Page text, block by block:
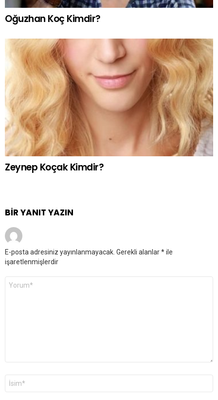
Oğuzhan Koç Kimdir?
Zeynep Koçak Kimdir?
BIR YANIT YAZIN
E-posta adresiniz yayınlanmayacak. Gerekli alanlar*ile
işaretlenmişlerdir
Yorum
Ad